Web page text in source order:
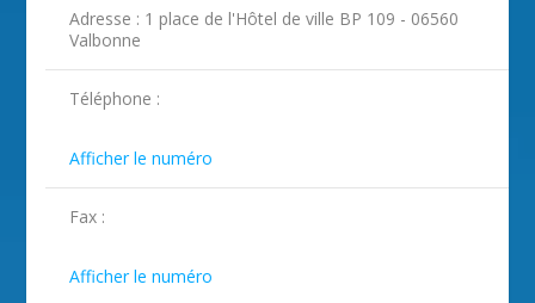
Adresse : 1 place de l'Hôtel de ville BP 109 - 06560
Valbonne
Téléphone :
Afficher le numéro
Fax :
Afficher le numéro